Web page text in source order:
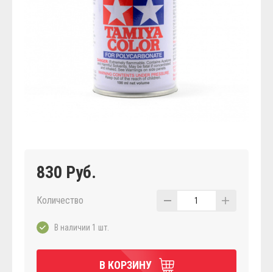
830 Руб.
Количество 1
В наличии 1 шт.
В КОРЗИНУ